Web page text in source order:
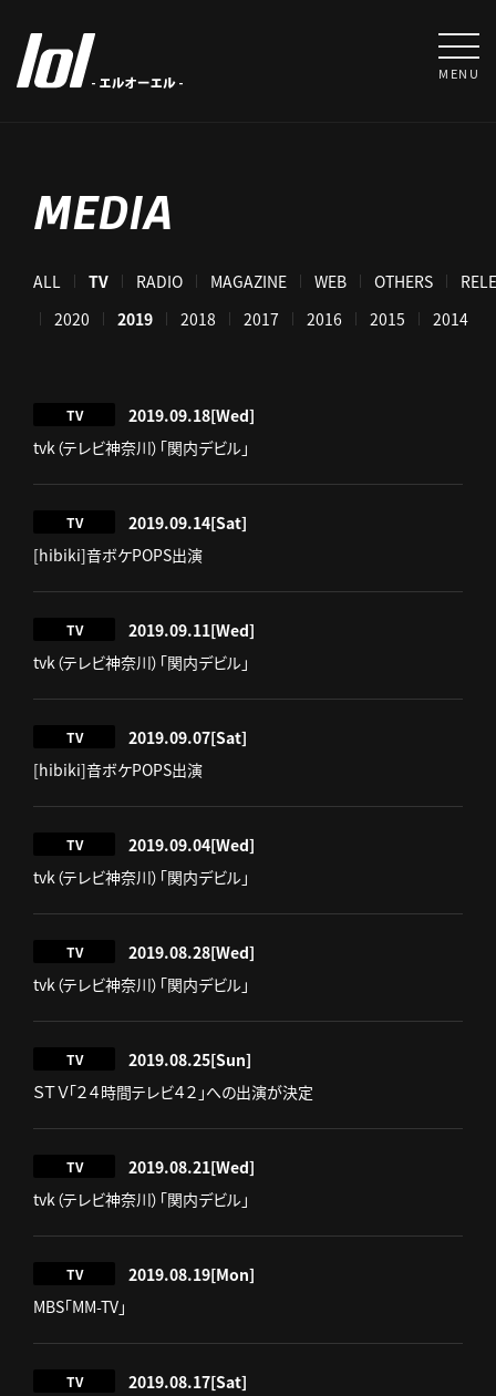
MENU
MEDIA
ALL TV RADIO MAGAZINE WEB OTHERS
2020 2019 2018 2017 2016 2015 2014
TV 2019.09.18[Wed]
tvk（テレビ神奈川）「関内デビル」
TV 2019.09.14[Sat]
[hibiki]音ボケPOPS出演
TV 2019.09.11[Wed]
tvk（テレビ神奈川）「関内デビル」
TV 2019.09.07[Sat]
[hibiki]音ボケPOPS出演
TV 2019.09.04[Wed]
tvk（テレビ神奈川）「関内デビル」
TV 2019.08.28[Wed]
tvk（テレビ神奈川）「関内デビル」
TV 2019.08.25[Sun]
ＳＴＶ「２４時間テレビ４２」への出演が決定
TV 2019.08.21[Wed]
tvk（テレビ神奈川）「関内デビル」
TV 2019.08.19[Mon]
MBS「MM-TV」
TV 2019.08.17[Sat]